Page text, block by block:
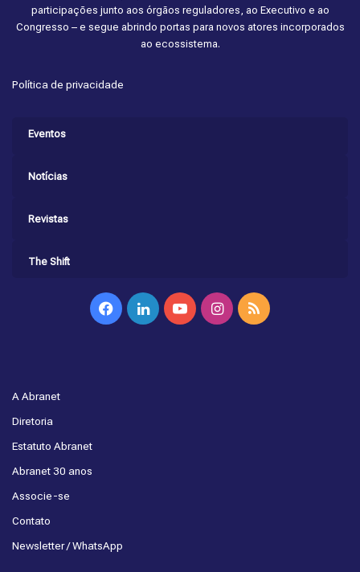
participações junto aos órgãos reguladores, ao Executivo e ao
Congresso – e segue abrindo portas para novos atores incorporados
ao ecossistema.
Política de privacidade
Eventos
Notícias
Revistas
The Shift
FacebookLinkedinYouTubeInstagram
RSS
A Abranet
Diretoria
Estatuto Abranet
Abranet 30 anos
Associe-se
Contato
Newsletter / WhatsApp